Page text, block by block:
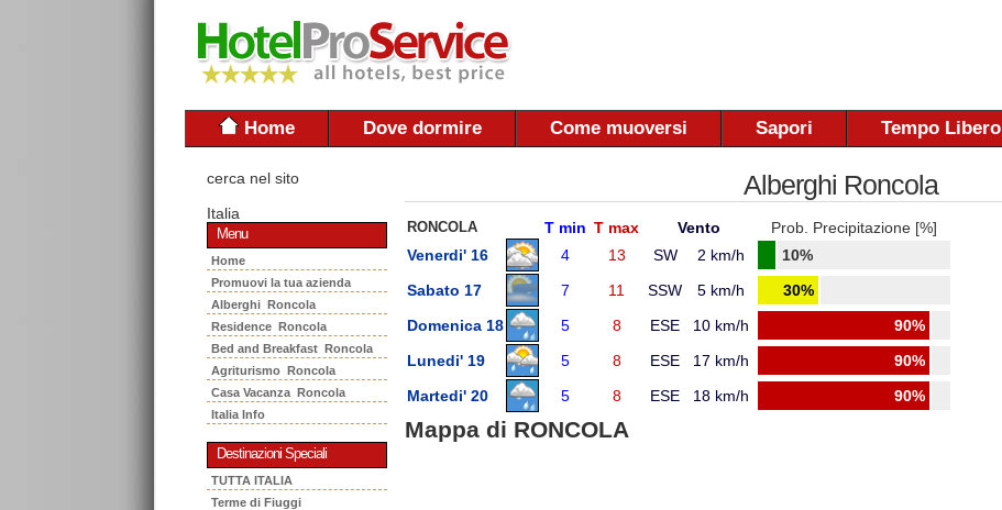
Home Dove dormire Come muoversi Sapori Tempo Libero
cerca nel sito
Italia
Menu
Home
Promuovi la tua azienda
Alberghi Roncola
Residence Roncola
Bed and Breakfast Roncola
Agriturismo Roncola
Casa Vacanza Roncola
Italia Info
Destinazioni Speciali
TUTTA ITALIA
Terme di Fiuggi
Alberghi Roncola
RONCOLA T min T max Vento
Prob. Precipitazione [%]
Venerdi' 16
4 13 SW 2 km/h
10%
Sabato 17
7 11 SSW 5 km/h
30%
Domenica 18
5 8 ESE 10 km/h
90%
Lunedi' 19
5 8 ESE 17 km/h
90%
Martedi' 20
5 8 ESE 18 km/h 90%
Mappa di RONCOLA